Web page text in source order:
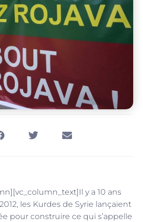
y a 10 ans
les Kurdes de Syrie lançaient
pour construire ce qui s’appelle